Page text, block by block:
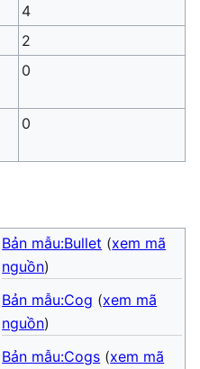
4
2
0
0
Bản mẫu:Bullet (xem mã
nguồn)
Bản mẫu:Cog (xem mã
nguồn)
Bản mẫu:Cogs (xem mã